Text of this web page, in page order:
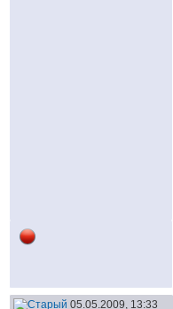
05.05.2009, 13:33